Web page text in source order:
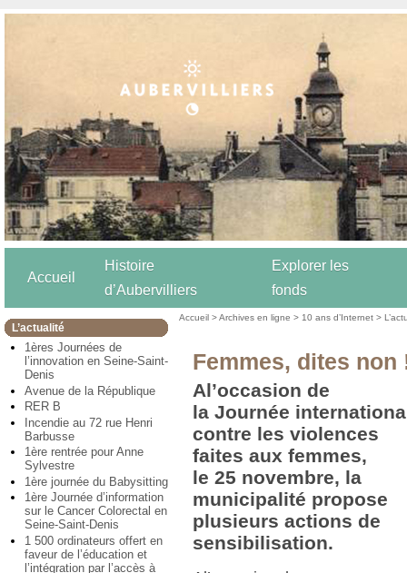
Accueil
Histoire
d’Aubervilliers
Explorer les
fonds
L’actualité
1ères Journées de
l’innovation en Seine-Saint-
Denis
Avenue de la République
RER B
Incendie au 72 rue Henri
Barbusse
1ère rentrée pour Anne
Sylvestre
1ère journée du Babysitting
1ère Journée d’information
sur le Cancer Colorectal en
Seine-Saint-Denis
1 500 ordinateurs offert en
faveur de l’éducation et
l’intégration par l’accès à
Accueil >Archives en ligne > 10 ans d’Internet >
Femmes, dites non
Al’occasion de
la Journée
contre les violences
faites aux femmes,
le 25 novembre, la
municipalité propose
plusieurs actions de
sensibilisation.